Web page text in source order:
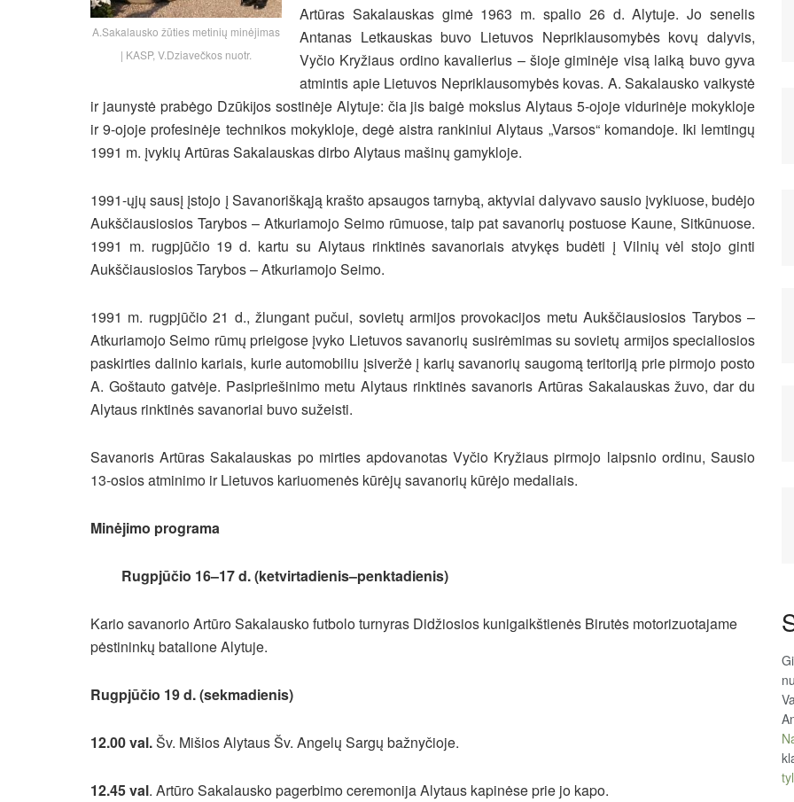
A.Sakalausko žūties metinių minėjimas
| KASP, V.Dziavečkos nuotr.
Artūras Sakalauskas gimė 1963 m. spalio 26 d. Alytuje. Jo senelis
Antanas Letkauskas buvo Lietuvos Nepriklausomybės kovų dalyvis,
Vyčio Kryžiaus ordino kavalierius – šioje giminėje visą laiką buvo gyva
atmintis apie Lietuvos Nepriklausomybės kovas. A. Sakalausko vaikystė
ir jaunystė prabėgo Dzūkĳos sostinėje Alytuje: čia jis baigė mokslus Alytaus 5-ojoje vidurinėje mokykloje
ir 9-ojoje profesinėje technikos mokykloje, degė aistra rankiniui Alytaus „Varsos“ komandoje. Iki lemtingų
1991 m. įvykių Artūras Sakalauskas dirbo Alytaus mašinų gamykloje.
1991-ųjų sausį įstojo į Savanoriškąją krašto apsaugos tarnybą, aktyviai dalyvavo sausio įvykiuose, budėjo
Aukščiausiosios Tarybos – Atkuriamojo Seimo rūmuose, taip pat savanorių postuose Kaune, Sitkūnuose.
1991 m. rugpjūčio 19 d. kartu su Alytaus rinktinės savanoriais atvykęs budėti į Vilnių vėl stojo ginti
Aukščiausiosios Tarybos – Atkuriamojo Seimo.
1991 m. rugpjūčio 21 d., žlungant pučui, sovietų armijos provokacijos metu Aukščiausiosios Tarybos –
Atkuriamojo Seimo rūmų prieigose įvyko Lietuvos savanorių susirėmimas su sovietų armĳos specialiosios
paskirties dalinio kariais, kurie automobiliu įsiveržė į karių savanorių saugomą teritoriją prie pirmojo posto
A. Goštauto gatvėje. Pasipriešinimo metu Alytaus rinktinės savanoris Artūras Sakalauskas žuvo, dar du
Alytaus rinktinės savanoriai buvo sužeisti.
Savanoris Artūras Sakalauskas po mirties apdovanotas Vyčio Kryžiaus pirmojo laipsnio ordinu, Sausio
13-osios atminimo ir Lietuvos kariuomenės kūrėjų savanorių kūrėjo medaliais.
Minėjimo programa
Rugpjūčio 16–17 d. (ketvirtadienis–penktadienis)
Kario savanorio Artūro Sakalausko futbolo turnyras Didžiosios kunigaikštienės Birutės motorizuotajame
pėstininkų batalione Alytuje.
Rugpjūčio 19 d. (sekmadienis)
12.00 val.Šv. Mišios Alytaus Šv. Angelų Sargų bažnyčioje.
12.45 val. Artūro Sakalausko pagerbimo ceremonija Alytaus kapinėse prie jo kapo.